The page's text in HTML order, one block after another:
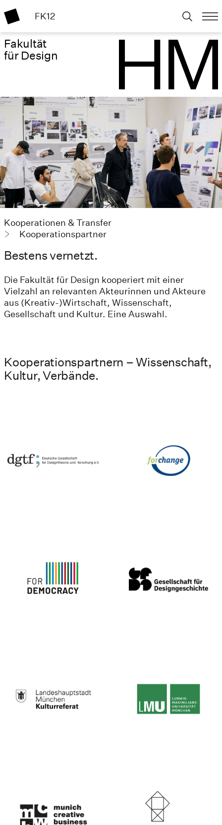
FK12
Fakultät
für Design
Kooperationen & Transfer
Kooperationspartner
Bestens vernetzt.
Die Fakultät für Design kooperiert mit einer
Vielzahl an relevanten Akteurinnen und Akteure
aus (Kreativ-)Wirtschaft, Wissenschaft,
Gesellschaft und Kultur. Eine Auswahl.
Kooperationspartnern – Wissenschaft,
Kultur, Verbände.